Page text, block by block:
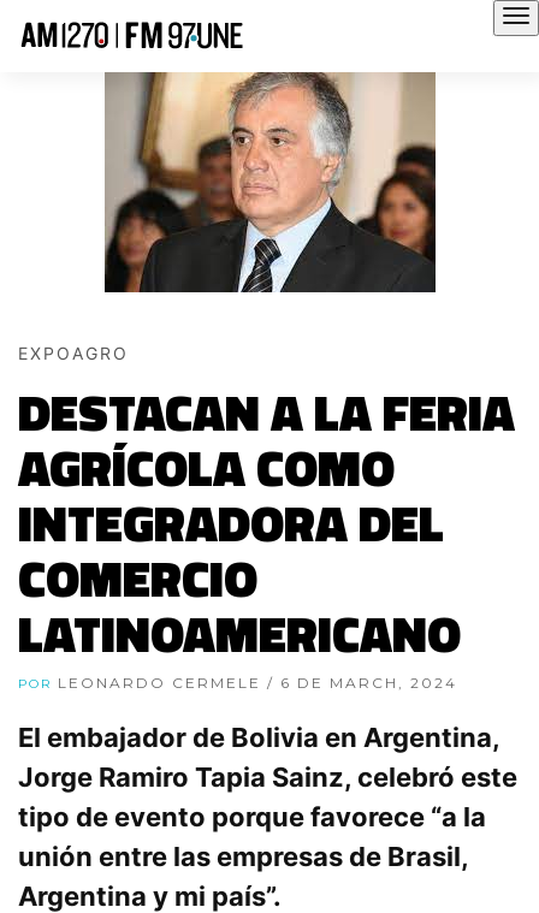
EXPOAGRO
DESTACAN A LA FERIA
AGRÍCOLA COMO
INTEGRADORA DEL
COMERCIO
LATINOAMERICANO
POR LEONARDO CERMELE / 6 DE MARCH, 2024
El embajador de Bolivia en Argentina,
Jorge Ramiro Tapia Sainz, celebró este
tipo de evento porque favorece “a la
unión entre las empresas de Brasil,
Argentina y mi país”.